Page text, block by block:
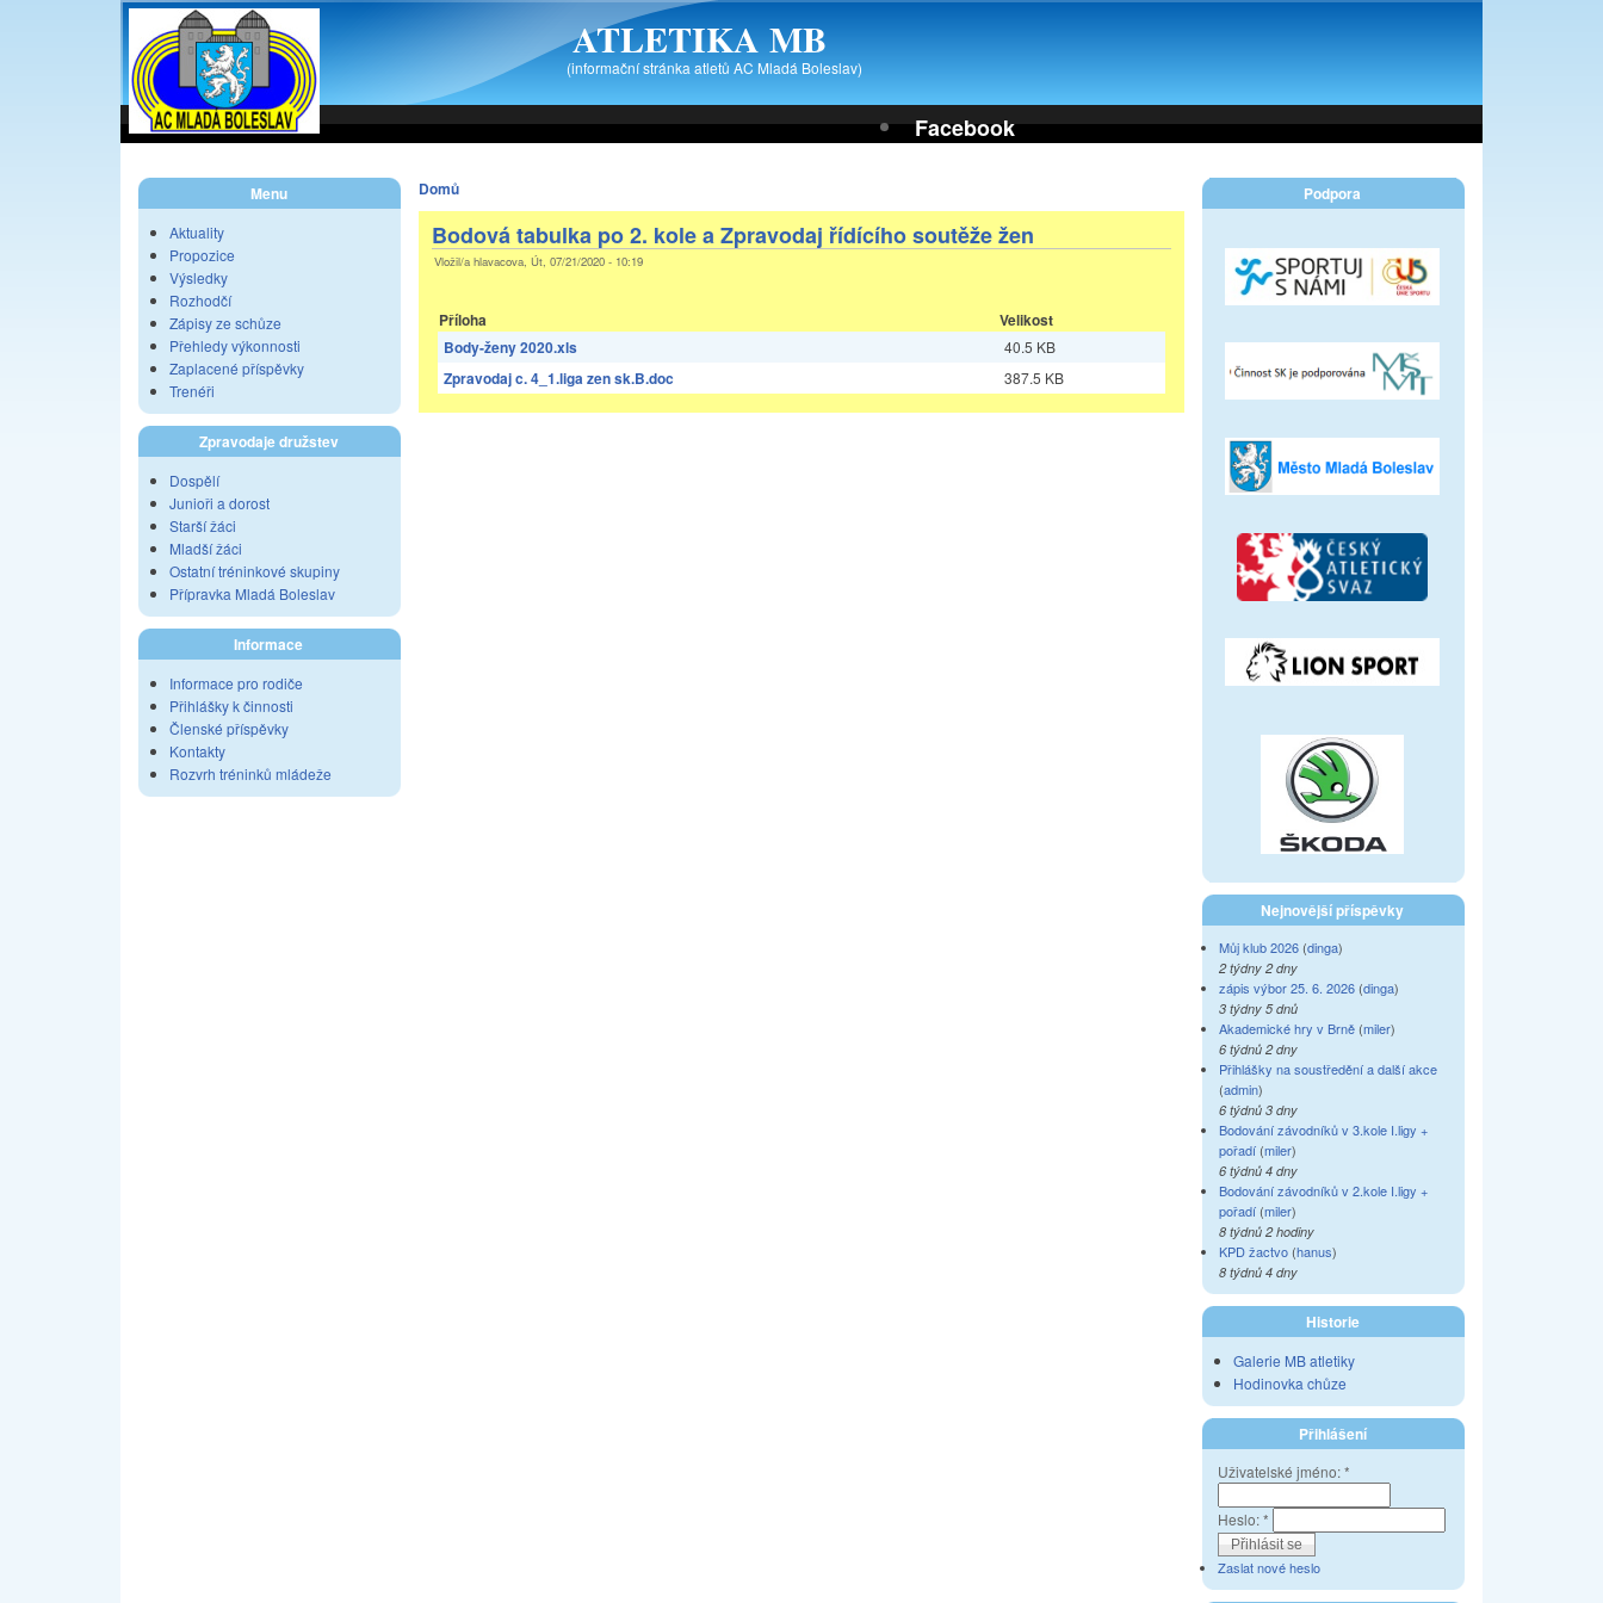
ATLETIKA MB
(informační stránka atletů AC Mladá Boleslav)
Facebook
Menu
Aktuality
Propozice
Výsledky
Rozhodčí
Zápisy ze schůze
Přehledy výkonnosti
Zaplacené příspěvky
Trenéři
Zpravodaje družstev
Dospělí
Junioři a dorost
Starší žáci
Mladší žáci
Ostatní tréninkové skupiny
Přípravka Mladá Boleslav
Informace
Informace pro rodiče
Přihlášky k činnosti
Členské příspěvky
Kontakty
Rozvrh tréninků mládeže
Domů
Bodová tabulka po 2. kole a Zpravodaj řídícího soutěže žen
Vložil/a hlavacova, Út, 07/21/2020 - 10:19
Příloha
Velikost
Body-ženy 2020.xls
40.5 KB
Zpravodaj c. 4_1.liga zen sk.B.doc 387.5 KB
Podpora
Nejnovější příspěvky
Můj klub 2026(dinga)
2 týdny 2 dny
zápis výbor 25. 6. 2026(dinga)
3 týdny 5 dnů
Akademické hry v Brně(miler)
6 týdnů 2 dny
Přihlášky na soustředění a další akce
(admin)
6 týdnů 3 dny
Bodování závodníků v 3.kole I.ligy +
pořadí(miler)
6 týdnů 4 dny
Bodování závodníků v 2.kole I.ligy +
pořadí(miler)
8 týdnů 2 hodiny
KPD žactvo(hanus)
8 týdnů 4 dny
Historie
Galerie MB atletiky
Hodinovka chůze
Přihlášení
Uživatelské jméno:*
Heslo:*
Zaslat nové heslo